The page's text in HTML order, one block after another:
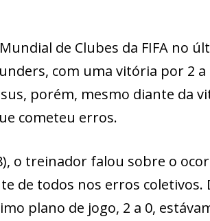
de Clubes da FIFA no
com uma vitória por 2 a
porém, mesmo diante da
cometeu erros.
o treinador falou sobre o
de todos nos erros coletivos.
plano de jogo, 2 a 0,